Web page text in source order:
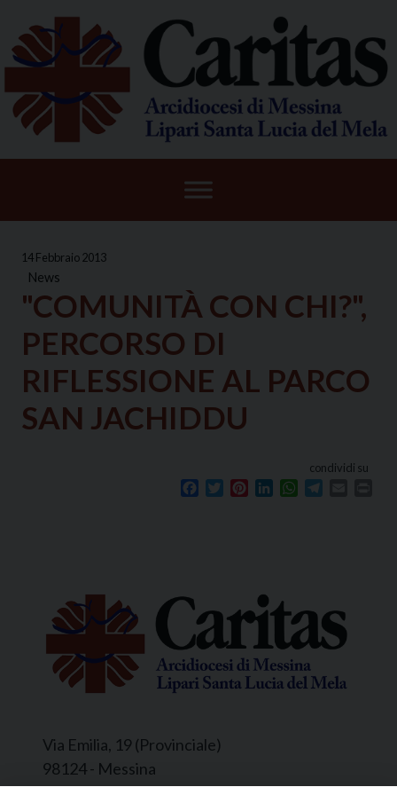
content
14 Febbraio 2013
News
"COMUNITÀ CON CHI?",
PERCORSO DI
RIFLESSIONE AL PARCO
SAN JACHIDDU
condividi su
Facebook
TwitterPinterestLinkedInWhatsApp
Via Emilia, 19 (Provinciale)
98124 - Messina